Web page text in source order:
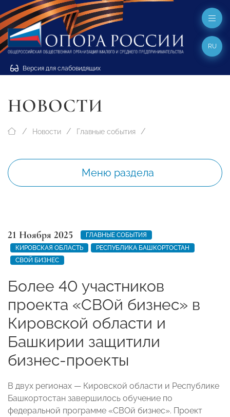
Версия для слабовидящих
RU
НОВОСТИ
Новости Главные события
Меню раздела
21 Ноября 2025
ГЛАВНЫЕ СОБЫТИЯ
КИРОВСКАЯ ОБЛАСТЬ
РЕСПУБЛИКА БАШКОРТОСТАН
СВОЙ БИЗНЕС
Более 40 участников
проекта «СВОй бизнес» в
Кировской области и
Башкирии защитили
бизнес-проекты
В двух регионах — Кировской области и Республике
Башкортостан завершилось обучение по
федеральной программе «СВОй бизнес». Проект